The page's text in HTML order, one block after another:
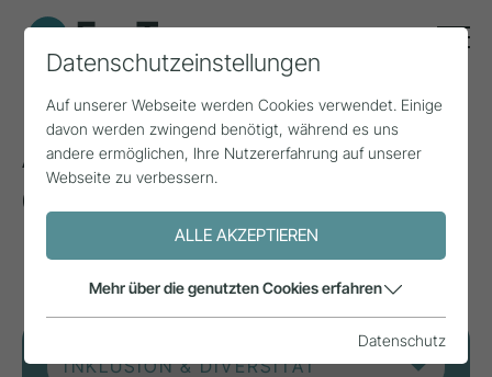
Aktuelle Beiträge aus
der Forschung, Praxis
und aus Projekten.
Datenschutzeinstellungen
Auf unserer Webseite werden Cookies verwendet. Einige
davon werden zwingend benötigt, während es uns
andere ermöglichen, Ihre Nutzererfahrung auf unserer
Webseite zu verbessern.
ALLE AKZEPTIEREN
Mehr über die genutzten Cookies erfahren
Datenschutz